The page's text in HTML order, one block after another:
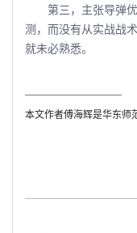
第三，主张导弹优
测，而没有从实战战
就未必熟悉。
本文作者傅海辉是华东师